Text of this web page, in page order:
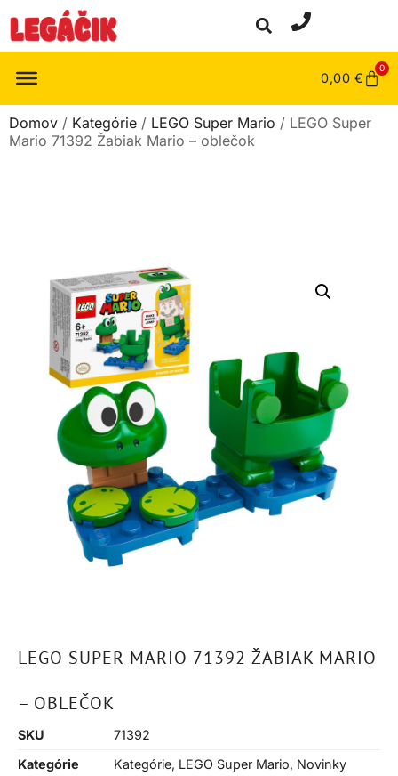
0,00 €
0
Domov / Kategórie / LEGO Super Mario / LEGO Super
Mario 71392 Žabiak Mario – oblečok
LEGO SUPER MARIO 71392 ŽABIAK MARIO
– OBLEČOK
SKU
71392
Kategórie
Kategórie, LEGO Super Mario, Novinky